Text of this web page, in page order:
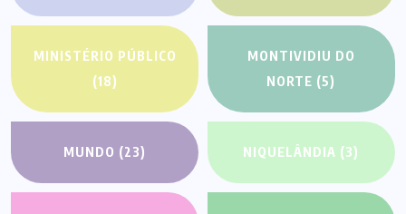
MINISTÉRIO PÚBLICO
(18)
MONTIVIDIU DO
NORTE (5)
MUNDO (23) NIQUELÂNDIA (3)